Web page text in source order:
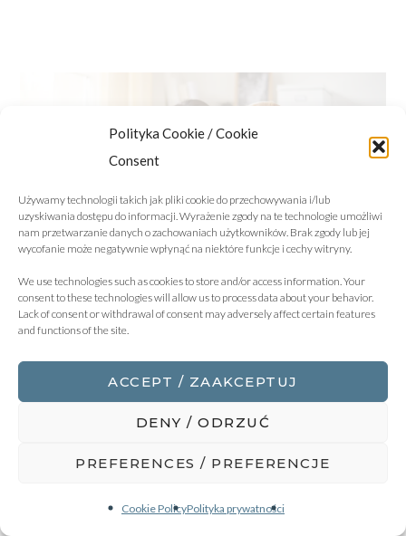
Polityka Cookie / Cookie
Consent
Używamy technologii takich jak pliki cookie do przechowywania i/lub
uzyskiwania dostępu do informacji. Wyrażenie zgody na te technologie umożliwi
nam przetwarzanie danych o zachowaniach użytkowników. Brak zgody lub jej
wycofanie może negatywnie wpłynąć na niektóre funkcje i cechy witryny.
We use technologies such as cookies to store and/or access information. Your
consent to these technologies will allow us to process data about your behavior.
Lack of consent or withdrawal of consent may adversely affect certain features
and functions of the site.
ACCEPT / ZAAKCEPTUJ
DENY / ODRZUĆ
PREFERENCES / PREFERENCJE
Cookie PolicyPolityka prywatności
BY ANETA ŻURADZKA
Kto ma urządzić stanowisko
do pracy zdalnej?
Szanowni Państwo,